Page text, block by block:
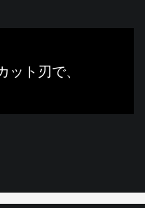
ト刃で、